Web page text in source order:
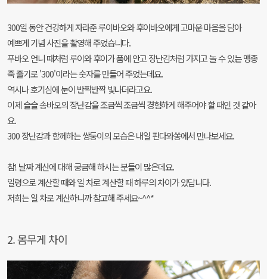
300일 동안 건강하게 자라준 루이바오와 후이바오에게 고마운 마음을 담아
예쁘게 기념 사진을 촬영해 주었습니다.
푸바오 언니 때처럼 루이와 후이가 품에 안고 장난감처럼 가지고 놀 수 있는 맹종
죽 줄기로 '300'이라는 숫자를 만들어 주었는데요.
역시나 호기심에 눈이 반짝반짝 빛나더라고요.
이제 슬슬 송바오의 장난감을 조금씩 조금씩 경험하게 해주어야 할 때인 것 같아
요.
300 장난감과 함께하는 쌍둥이의 모습은 내일 판다와쏭에서 만나보세요.
참! 날짜 계산에 대해 궁금해 하시는 분들이 많은데요.
일령으로 계산할 때와 일 차로 계산할 때 하루의 차이가 있답니다.
저희는 일 차로 계산하니까 참고해 주세요~^^*
2. 몸무게 차이